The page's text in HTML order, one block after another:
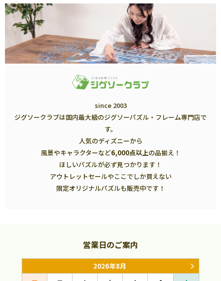
since 2003
ジグソークラブは国内最大級のジグソーパズル・フレーム専門店で
す。
人気のディズニーから
風景やキャラクターなど6,000点以上の品揃え！
ほしいパズルが必ず見つかります！
アウトレットセールやここでしか買えない
限定オリジナルパズルも販売中です！
営業日のご案内
2026年8月